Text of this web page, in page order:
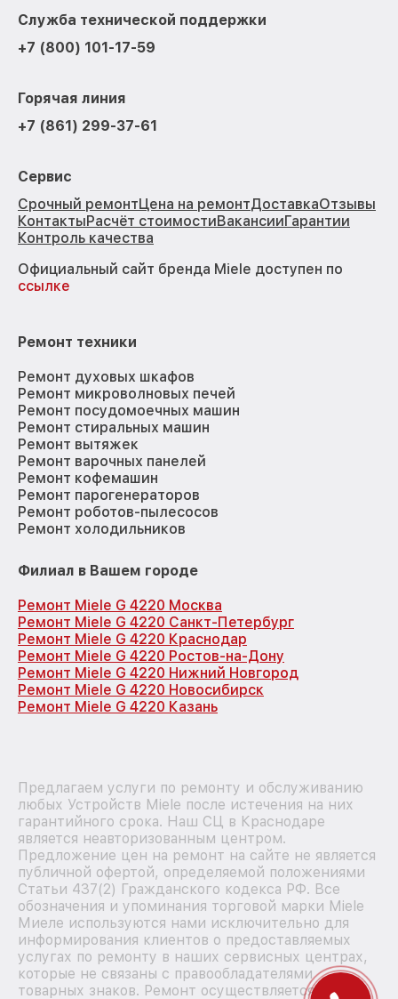
Служба технической поддержки
+7 (800) 101-17-59
Горячая линия
+7 (861) 299-37-61
Сервис
Срочный ремонтЦена на ремонтДоставкаОтзывы
КонтактыРасчёт стоимостиВакансииГарантии
Контроль качества
Официальный сайт бренда Miele доступен по
ссылке
Ремонт техники
Ремонт духовых шкафов
Ремонт микроволновых печей
Ремонт посудомоечных машин
Ремонт стиральных машин
Ремонт вытяжек
Ремонт варочных панелей
Ремонт кофемашин
Ремонт парогенераторов
Ремонт роботов-пылесосов
Ремонт холодильников
Филиал в Вашем городе
Ремонт Miele G 4220 Москва
Ремонт Miele G 4220 Санкт-Петербург
Ремонт Miele G 4220 Краснодар
Ремонт Miele G 4220 Ростов-на-Дону
Ремонт Miele G 4220 Нижний Новгород
Ремонт Miele G 4220 Новосибирск
Ремонт Miele G 4220 Казань
Предлагаем услуги по ремонту и обслуживанию
любых Устройств Miele после истечения на них
гарантийного срока. Наш СЦ в Краснодаре
является неавторизованным центром.
Предложение цен на ремонт на сайте не является
публичной офертой, определяемой положениями
Статьи 437(2) Гражданского кодекса РФ. Все
обозначения и упоминания торговой марки Miele
Миеле используются нами исключительно для
информирования клиентов о предоставляемых
услугах по ремонту в наших сервисных центрах,
которые не связаны с правообладателями
товарных знаков. Ремонт осуществляется для